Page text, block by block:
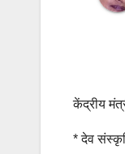
केंद्रीय
* देव